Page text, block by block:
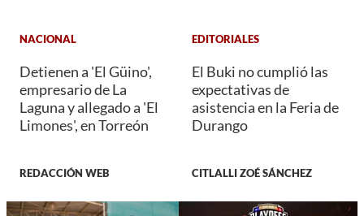
NACIONAL
Detienen a 'El Güino',
empresario de La
Laguna y allegado a 'El
Limones', en Torreón
REDACCIÓN WEB
EDITORIALES
El Buki no cumplió las
expectativas de
asistencia en la Feria de
Durango
CITLALLI ZOÉ SÁNCHEZ